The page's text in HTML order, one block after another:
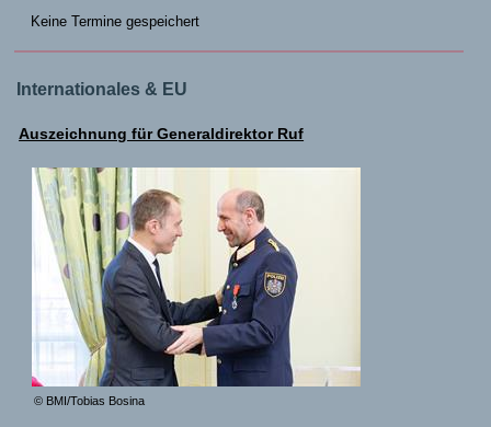
Keine Termine gespeichert
Internationales & EU
Auszeichnung für Generaldirektor Ruf
© BMI/Tobias Bosina